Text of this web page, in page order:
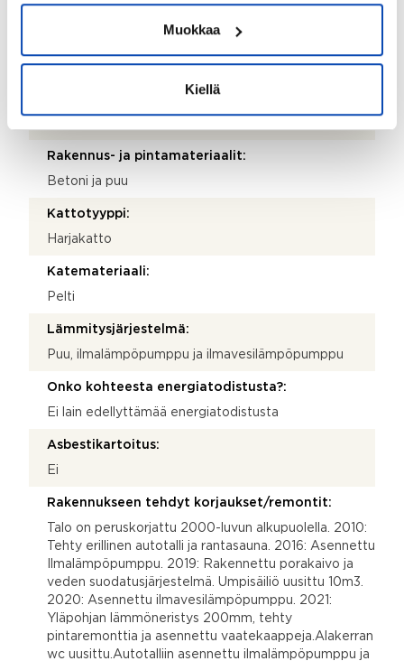
Muokkaa
Kiellä
172-405-2-46
1958
Rakennus- ja pintamateriaalit:
Betoni ja puu
Kattotyyppi:
Harjakatto
Katemateriaali:
Pelti
Lämmitysjärjestelmä:
Puu, ilmalämpöpumppu ja ilmavesilämpöpumppu
Onko kohteesta energiatodistusta?:
Ei lain edellyttämää energiatodistusta
Asbestikartoitus:
Ei
Rakennukseen tehdyt korjaukset/remontit:
Talo on peruskorjattu 2000-luvun alkupuolella. 2010:
Tehty erillinen autotalli ja rantasauna. 2016: Asennettu
Ilmalämpöpumppu. 2019: Rakennettu porakaivo ja
veden suodatusjärjestelmä. Umpisäiliö uusittu 10m3.
2020: Asennettu ilmavesilämpöpumppu. 2021:
Yläpohjan lämmöneristys 200mm, tehty
pintaremonttia ja asennettu vaatekaappeja.Alakerran
wc uusittu.Autotalliin asennettu ilmalämpöpumppu ja